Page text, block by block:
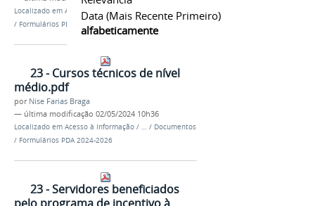
Data (mais Recente Primeiro)
alfabeticamente
Localizado em Acesso à Informação /
Documentos
/ Formulários PDA 2022-2024
23 - Cursos técnicos de nível
médio.pdf
por Nise Farias Braga
— última modificação 02/05/2024 10h36
Localizado em Acesso à Informação / … / Documentos
/ Formulários PDA 2024-2026
23 - Servidores beneficiados